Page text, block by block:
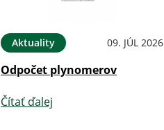
Aktuality 09. JÚL 2026
Odpočet plynomerov
Čítať ďalej